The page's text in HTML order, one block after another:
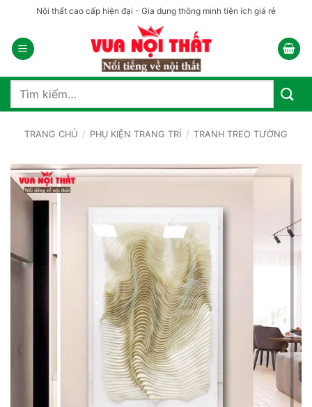
nội
dung
Nội thất cao cấp hiện đại - Gia dụng thông minh tiện ích giá rẻ
Tìm
TRANG CHỦ / PHỤ KIỆN TRANG TRÍ / TRANH TREO TƯỜNG